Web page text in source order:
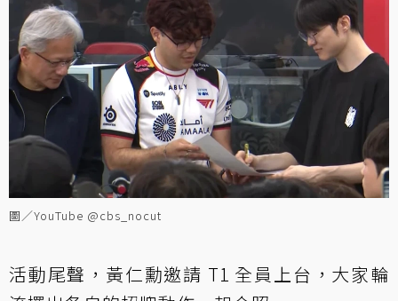
圖／YouTube @cbs_nocut
活動尾聲，黃仁勳邀請 T1 全員上台，大家輪